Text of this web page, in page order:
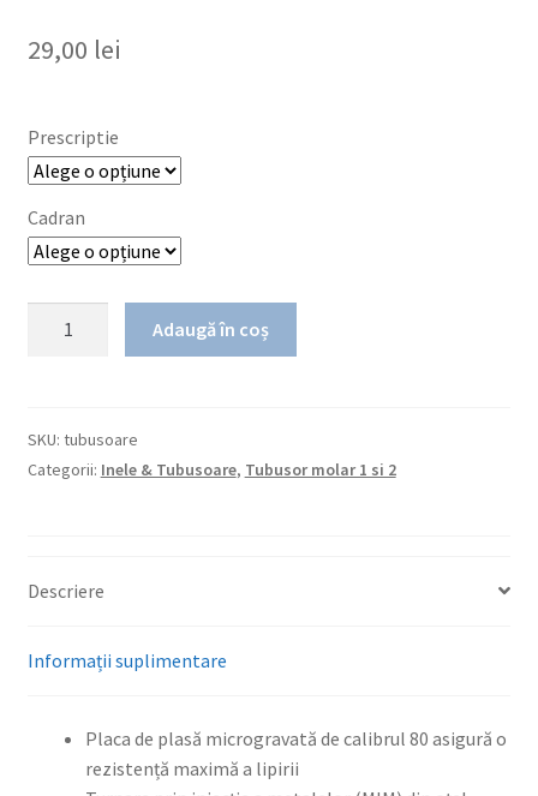
29,00 lei
Prescriptie
Cadran
Adaugă în coș
SKU: tubusoare
Categorii: Inele & Tubusoare, Tubusor molar 1 si 2
Descriere
Informații suplimentare
Placa de plasă microgravată de calibrul 80 asigură o
rezistență maximă a lipirii